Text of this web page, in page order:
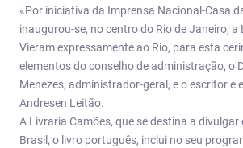
«Por iniciativa da Imprensa Nacional-Casa
inaugurou-se, no centro do Rio de Janeiro, a
Vieram expressamente ao Rio, para esta
elementos do conselho de administração, o
Menezes, administrador-geral, e o escritor e
Andresen Leitão.
A Livraria Camões, que se destina a divulgar
Brasil, o livro português, inclui no seu